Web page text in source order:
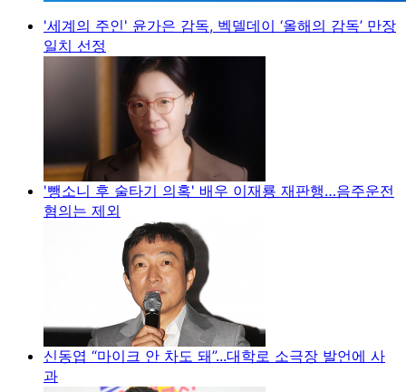
'세계의 주인' 윤가은 감독, 벡델데이 ‘올해의 감독’ 만장
일치 선정
'뺑소니 후 술타기 의혹' 배우 이재룡 재판행…음주운전
혐의는 제외
신동엽 “마이크 안 차도 돼”...대학로 소극장 발언에 사
과